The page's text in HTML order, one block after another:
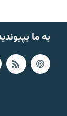
به ما